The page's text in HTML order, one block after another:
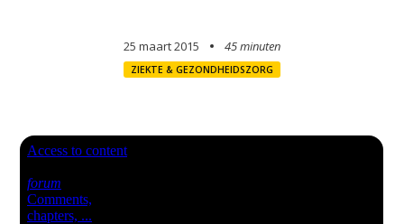
25 maart 2015 45 minuten
ZIEKTE & GEZONDHEIDSZORG